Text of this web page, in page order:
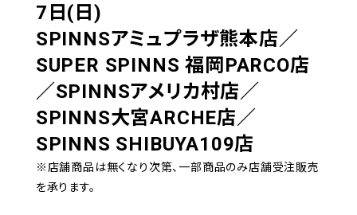
7日(日)
SPINNSアミュプラザ熊本店／
SUPER SPINNS 福岡PARCO店
／SPINNSアメリカ村店／
SPINNS大宮ARCHE店／
SPINNS SHIBUYA109店
※店舗商品は無くなり次第、一部商品のみ店舗受注販売
を承ります。